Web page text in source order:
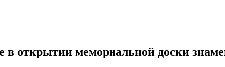
в открытии мемориальной доски